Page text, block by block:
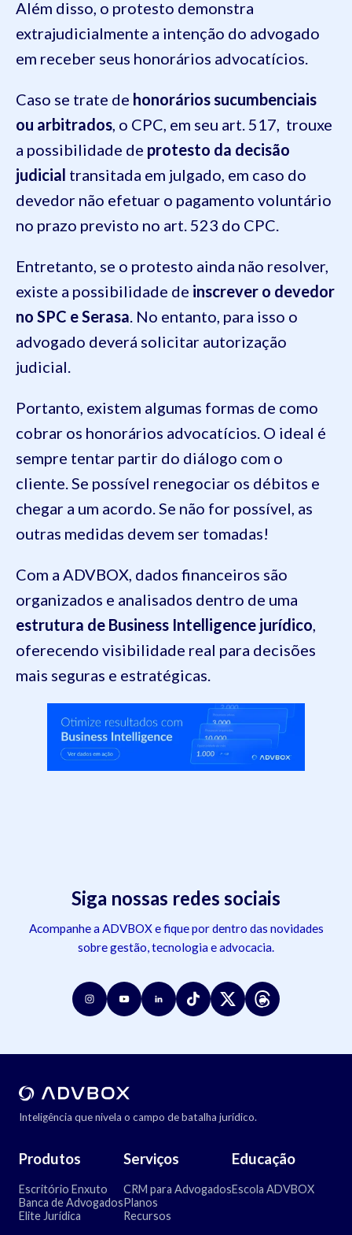
Além disso, o protesto demonstra
extrajudicialmente a intenção do advogado
em receber seus honorários advocatícios.
Caso se trate de honorários sucumbenciais
ou arbitrados , o CPC, em seu art. 517, trouxe
a possibilidade de protesto da decisão
judicial transitada em julgado, em caso do
devedor não efetuar o pagamento voluntário
no prazo previsto no art. 523 do CPC.
Entretanto, se o protesto ainda não resolver,
existe a possibilidade de inscrever o devedor
no SPC e Serasa . No entanto, para isso o
advogado deverá solicitar autorização
judicial.
Portanto, existem algumas formas de como
cobrar os honorários advocatícios. O ideal é
sempre tentar partir do diálogo com o
cliente. Se possível renegociar os débitos e
chegar a um acordo. Se não for possível, as
outras medidas devem ser tomadas!
Com a ADVBOX, dados financeiros são
organizados e analisados dentro de uma
estrutura de Business Intelligence jurídico
oferecendo visibilidade real para decisões
mais seguras e estratégicas.
Siga nossas redes sociais
Acompanhe a ADVBOX e fique por dentro das novidades
sobre gestão, tecnologia e advocacia.
Inteligência que nivela o campo de batalha jurídico.
Produtos
Escritório Enxuto
Banca de Advogados
Elite Jurídica
Serviços
CRM para Advogados
Planos
Recursos
Educação
Escola ADVBOX